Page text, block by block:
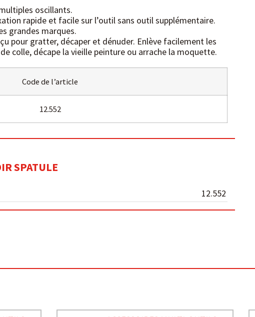
oscillants.
rapide et facile sur l’outil sans outil supplémentaire.
grandes marques.
pour gratter, décaper et dénuder. Enlève facilement les
colle, décape la vieille peinture ou arrache la moquette.
Code de l’article
12.552
SPATULE
12.552